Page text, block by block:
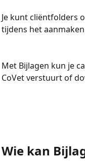
Je kunt cliëntfolders
tijdens het
Met Bijlagen kun je
CoVet verstuurt of
Wie kan